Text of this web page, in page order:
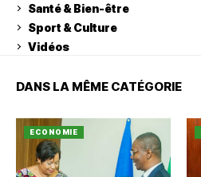
Santé & Bien-être
Sport & Culture
Vidéos
DANS LA MÊME CATÉGORIE
ECONOMIE